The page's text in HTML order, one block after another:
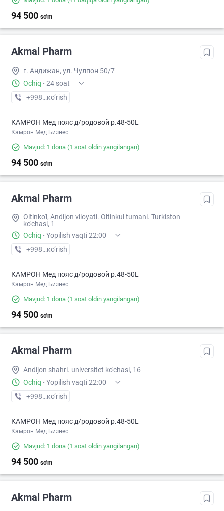
94 500 so'm
Akmal Pharm
г. Андижан, ул. Чулпон 50/7
Ochiq · 24 soat
+998 (91) XXX-XX-XX
кo’rish
КАМРОН Мед пояс д/родовой р.48-50L
Камрон Мед Бизнес
Mavjud: 1 dona (1 soat oldin yangilangan)
94 500 so'm
Akmal Pharm
Oltinko'l, Andijon viloyati. Oltinkul tumani. Turkiston
ko'chasi, 1
Ochiq · Yopilish vaqti 22:00
+998 (90) XXX-XX-XX
кo’rish
КАМРОН Мед пояс д/родовой р.48-50L
Камрон Мед Бизнес
Mavjud: 1 dona (1 soat oldin yangilangan)
94 500 so'm
Akmal Pharm
Andijon shahri. universitet ko'chasi, 16
Ochiq · Yopilish vaqti 22:00
+998 (90) XXX-XX-XX
кo’rish
КАМРОН Мед пояс д/родовой р.48-50L
Камрон Мед Бизнес
Mavjud: 1 dona (1 soat oldin yangilangan)
94 500 so'm
Akmal Pharm